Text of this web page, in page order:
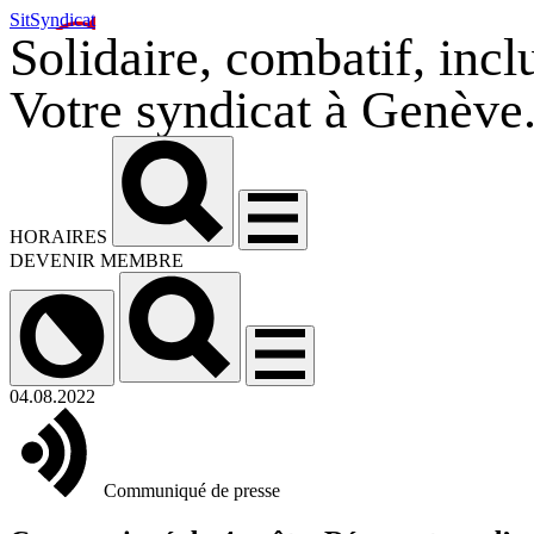
SitSyndicat
Solidaire, combatif,
Votre syndicat à Genève.
HORAIRES
DEVENIR MEMBRE
04.08.2022
Communiqué de presse